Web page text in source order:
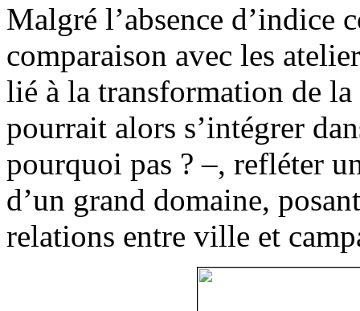
Malgré l’absence d’indice
comparaison avec les
lié à la transformation de
pourrait alors s’intégrer
pourquoi pas ? –, refléter
d’un grand domaine,
relations entre ville et